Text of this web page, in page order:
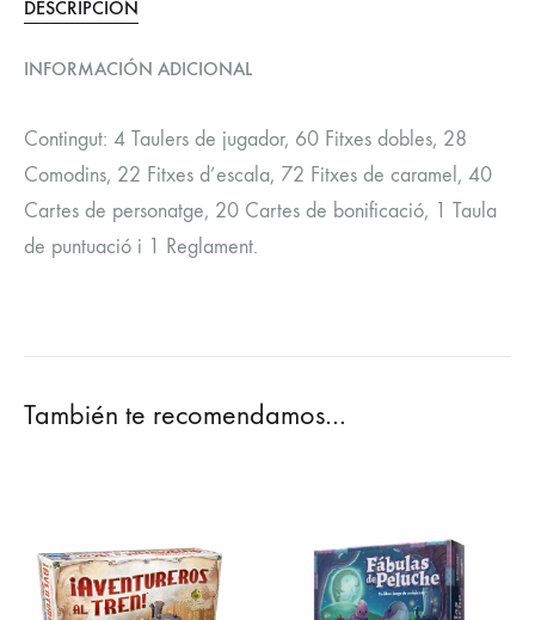
DESCRIPCIÓN
INFORMACIÓN ADICIONAL
Contingut: 4 Taulers de jugador, 60 Fitxes dobles, 28
Comodins, 22 Fitxes d’escala, 72 Fitxes de caramel, 40
Cartes de personatge, 20 Cartes de bonificació, 1 Taula
de puntuació i 1 Reglament.
También te recomendamos…